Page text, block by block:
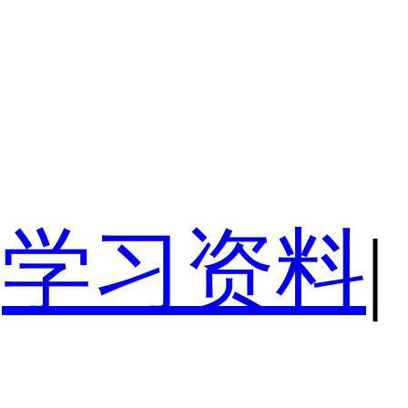
学习资料|